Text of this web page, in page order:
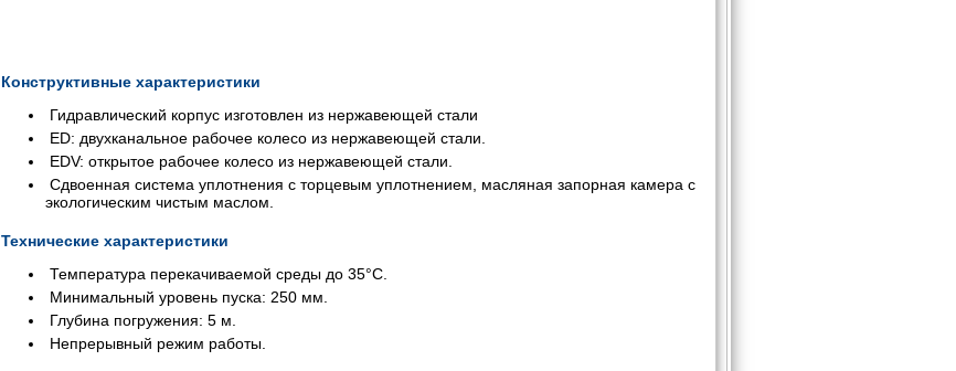
Конструктивные характеристики
Гидравлический корпус изготовлен из нержавеющей стали
ED: двухканальное рабочее колесо из нержавеющей стали.
EDV: открытое рабочее колесо из нержавеющей стали.
Сдвоенная система уплотнения с торцевым уплотнением, масляная запорная камера с
экологическим чистым маслом.
Технические характеристики
Температура перекачиваемой среды до 35°C.
Минимальный уровень пуска: 250 мм.
Глубина погружения: 5 м.
Непрерывный режим работы.